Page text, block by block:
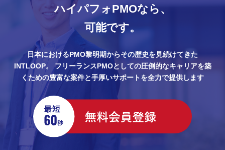
ハイパフォPMOなら、
可能です。
日本におけるPMO黎明期からその歴史を見続けてきた
INTLOOP。
フリーランスPMOとしての圧倒的なキャリアを築
くための豊富な案件と手厚いサポートを全力で提供します